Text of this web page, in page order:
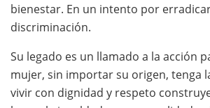
bienestar. En un intento por
discriminación.
Su legado es un llamado a la acción
mujer, sin importar su origen, tenga
vivir con dignidad y respeto